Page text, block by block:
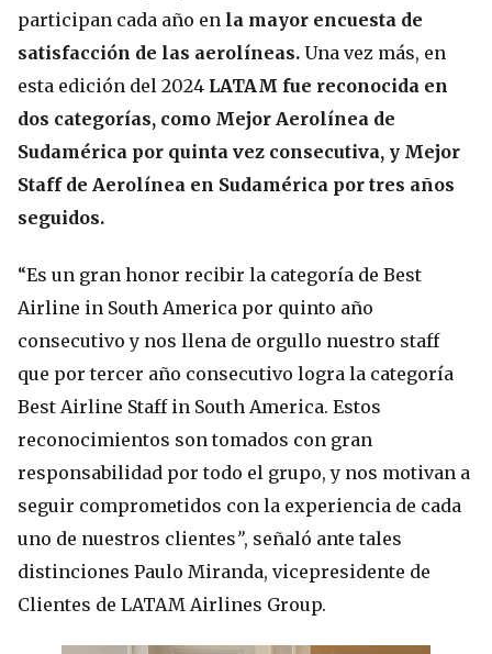
participan cada año en la mayor encuesta de
satisfacción de las aerolíneas. Una vez más, en
esta edición del 2024 LATAM fue reconocida en
dos categorías, como Mejor Aerolínea de
Sudamérica por quinta vez consecutiva, y Mejor
Staff de Aerolínea en Sudamérica por tres años
seguidos.
“Es un gran honor recibir la categoría de Best
Airline in South America por quinto año
consecutivo y nos llena de orgullo nuestro staff
que por tercer año consecutivo logra la categoría
Best Airline Staff in South America. Estos
reconocimientos son tomados con gran
responsabilidad por todo el grupo, y nos motivan a
seguir comprometidos con la experiencia de cada
uno de nuestros clientes”, señaló ante tales
distinciones Paulo Miranda, vicepresidente de
Clientes de LATAM Airlines Group.